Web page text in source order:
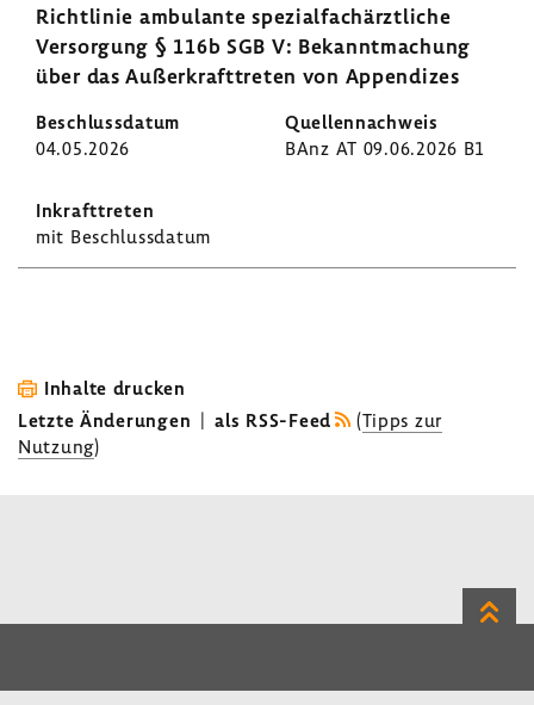
Richt­linie ambu­lante spezi­al­fach­ärzt­liche
Versor­gung § 116b SGB V: Bekannt­ma­chung
über das Außer­kraft­treten von Appen­dizes
04.05.2026 BAnz AT 09.06.2026 B1
mit Beschluss­datum
Inhalte drucken
Letzte Änderungen | als RSS-Feed (Tipps zur
Nutzung)
Zum